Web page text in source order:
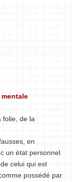
folie, de la
en
un état personnel.
celui qui est
possédé par